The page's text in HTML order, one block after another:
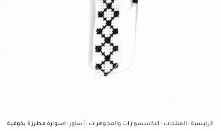
الرئيسية ‹ المنتجات ‹ الاكسسوارات والمجوهرات ‹ أساور ‹ اسوارة مطرزة بكوفية